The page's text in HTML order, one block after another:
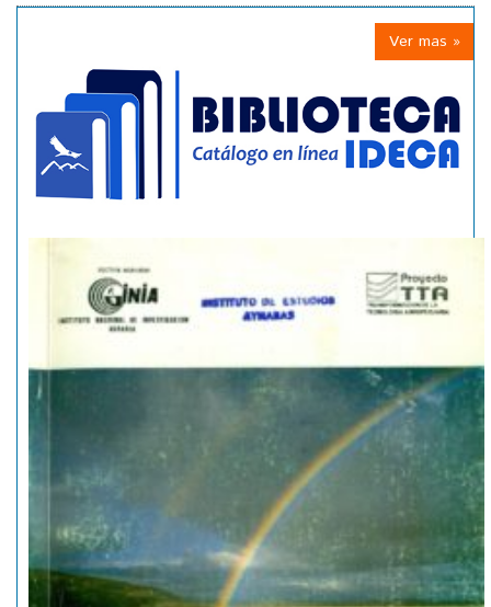
Ver mas »